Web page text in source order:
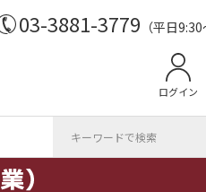
03-3881-3779 （平日9:30
ログイン